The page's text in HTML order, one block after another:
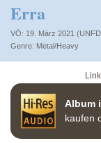
Erra
VÖ: 19. März 2021
Metal/Heavy
Album
kaufen